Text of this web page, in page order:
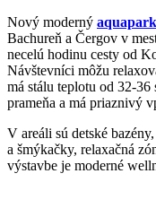
Nový moderný
Bachureň a Čergov v
necelú hodinu cesty od
Návštevníci môžu
má stálu teplotu od 32-36
prameňa a má priaznivý
V areáli sú detské
a šmýkačky, relaxačná
výstavbe je moderné